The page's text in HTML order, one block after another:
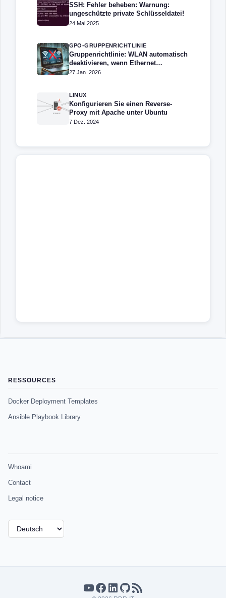
SSH: Fehler beheben: Warnung:
ungeschützte private Schlüsseldatei!
24 Mai 2025
GPO-GRUPPENRICHTLINIE
Gruppenrichtlinie: WLAN automatisch
deaktivieren, wenn Ethernet
angeschlossen ist
27 Jan. 2026
LINUX
Konfigurieren Sie einen Reverse-
Proxy mit Apache unter Ubuntu
7 Dez. 2024
RESSOURCES
Docker Deployment Templates
Ansible Playbook Library
Whoami
Contact
Legal notice
Sprache
auswählen
YouTube
Facebook
LinkedIn
GitHub
RSS-Feed